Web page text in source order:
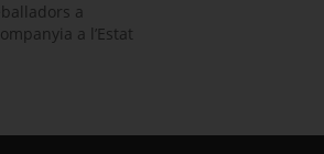
a
a l’Estat